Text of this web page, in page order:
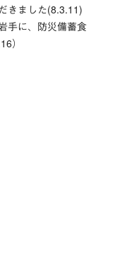
きました(8.3.11)
手に、防災備蓄食
）